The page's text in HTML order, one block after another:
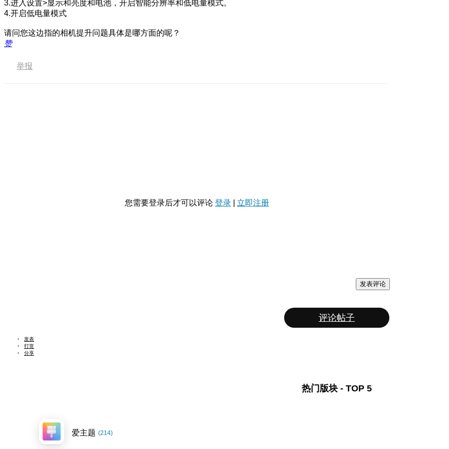
3.进入设置>显示和亮度和电池，开启智能分辨率和低电量模式。
4.开启低电量模式
请问您这边指的相机提升问题具体是哪方面的呢？
赞
举报
您需要登录后才可以评论 登录 立即注册
发表评论
评论帖子
发表
打赏
分享
热门版块 - TOP 5
爱主题 (214)